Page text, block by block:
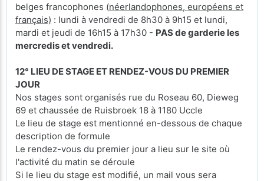
belges francophones (néerlandophones, européens et
français) : lundi à vendredi de 8h30 à 9h15 et lundi,
mardi et jeudi de 16h15 à 17h30 - PAS de garderie les
mercredis et vendredi.
12° LIEU DE STAGE ET RENDEZ-VOUS DU PREMIER
JOUR
Nos stages sont organisés rue du Roseau 60, Dieweg
69 et chaussée de Ruisbroek 18 à 1180 Uccle
Le lieu de stage est mentionné en-dessous de chaque
description de formule
Le rendez-vous du premier jour a lieu sur le site où
l'activité du matin se déroule
Si le lieu du stage est modifié, un mail vous sera